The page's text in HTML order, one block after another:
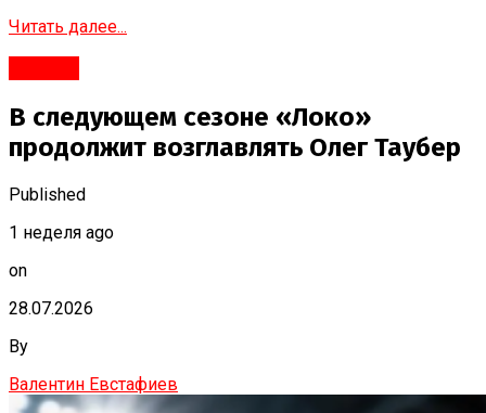
Читать далее...
В следующем сезоне «Локо»
продолжит возглавлять Олег Таубер
Published
1 неделя ago
on
28.07.2026
By
Валентин Евстафиев